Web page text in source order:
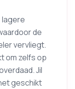
lagere
de
vervliegt.
om zelfs op
Jil
geschikt